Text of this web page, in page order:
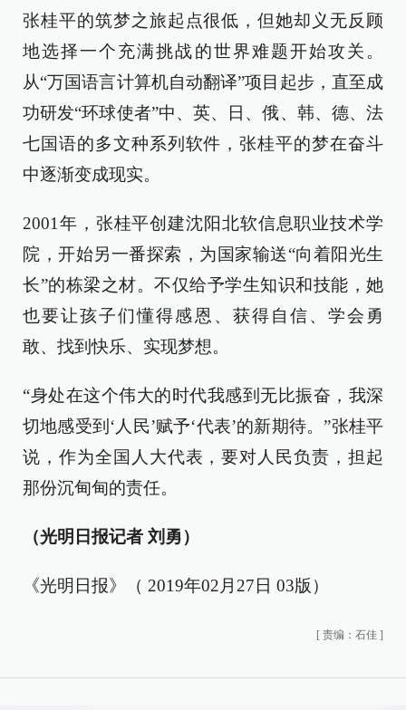
张桂平的筑梦之旅起点很低，但她却义无反顾
地选择一个充满挑战的世界难题开始攻关。
从“万国语言计算机自动翻译”项目起步，直至成
功研发“环球使者”中、英、日、俄、韩、德、法
七国语的多文种系列软件，张桂平的梦在奋斗
中逐渐变成现实。
2001年，张桂平创建沈阳北软信息职业技术学
院，开始另一番探索，为国家输送“向着阳光生
长”的栋梁之材。不仅给予学生知识和技能，她
也要让孩子们懂得感恩、获得自信、学会勇
敢、找到快乐、实现梦想。
“身处在这个伟大的时代我感到无比振奋，我深
切地感受到‘人民’赋予‘代表’的新期待。”张桂平
说，作为全国人大代表，要对人民负责，担起
那份沉甸甸的责任。
（光明日报记者 刘勇）
《光明日报》（ 2019年02月27日 03版）
[ 责编：石佳 ]